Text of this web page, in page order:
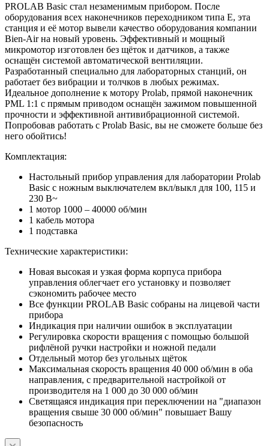
PROLAB Basic стал незаменимым прибором. После
оборудования всех наконечников переходником типа E, эта
станция и её мотор вывели качество оборудования компании
Bien-Air на новый уровень. Эффективный и мощный
микромотор изготовлен без щёток и датчиков, а также
оснащён системой автоматической вентиляции.
Разработанный специально для лабораторных станций, он
работает без вибрации и толчков в любых режимах.
Идеальное дополнение к мотору Prolab, прямой наконечник
PML 1:1 с прямым приводом оснащён зажимом повышенной
прочности и эффективной антивибрационной системой.
Попробовав работать с Prolab Basic, вы не сможете больше без
него обойтись!
Комплектация:
Настольный прибор управления для лаборатории Prolab
Basic с ножным выключателем вкл/выкл для 100, 115 и
230 В~
1 мотор 1000 – 40000 об/мин
1 кабель мотора
1 подставка
Технические характеристики:
Новая высокая и узкая форма корпуса прибора
управления облегчает его установку и позволяет
сэкономить рабочее место
Все функции PROLAB Basic собраны на лицевой части
прибора
Индикация при наличии ошибок в эксплуатации
Регулировка скорости вращения с помощью большой
рифлёной ручки настройки и ножной педали
Отдельный мотор без угольных щёток
Максимальная скорость вращения 40 000 об/мин в оба
направления, с предварительной настройкой от
производителя на 1 000 до 30 000 об/мин
Светящаяся индикация при переключении на "диапазон
вращения свыше 30 000 об/мин" повышает Вашу
безопасность